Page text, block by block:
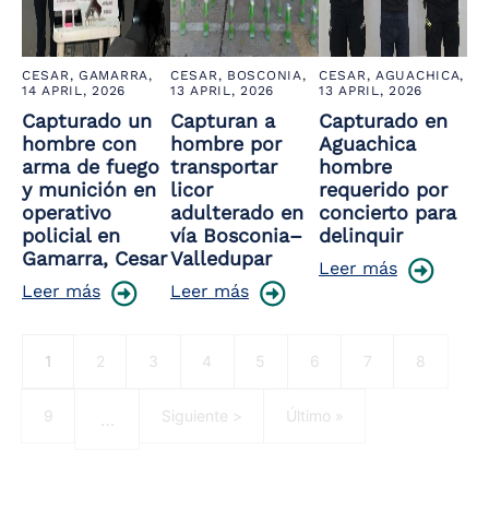
CESAR, GAMARRA,
14 APRIL, 2026
Capturado un
hombre con
arma de fuego
y munición en
operativo
policial en
Gamarra, Cesar
Leer más
CESAR, BOSCONIA,
13 APRIL, 2026
Capturan a
hombre por
transportar
licor
adulterado en
vía Bosconia–
Valledupar
Leer más
CESAR, AGUACHICA,
13 APRIL, 2026
Capturado en
Aguachica
hombre
requerido por
concierto para
delinquir
Leer más
Current page
1 Página
2 Página
3 Página
4 Página
5 Página
6 Página
7 Página
8
Página
9 … Next page
Siguiente > Last page
Último »